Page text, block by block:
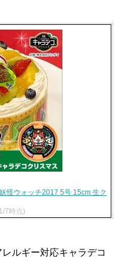
怪ウォッチ2017 5号 15cm 生ク
7時点)
ルギー対応キャラデコ